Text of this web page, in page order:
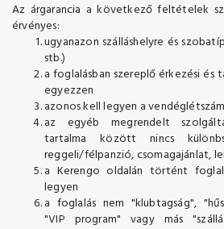
Az árgarancia a következő feltételek
érvényes:
ugyanazon szálláshelyre és
stb.)
a foglalásban szereplő érkezési
egyezzen
azonos kell legyen a
az egyéb megrendelt
tartalma között nincs
reggeli/félpanzió, csomagajánlat,
a Kerengo oldalán történt
legyen
a foglalás nem "klubtagság",
"VIP program" vagy más